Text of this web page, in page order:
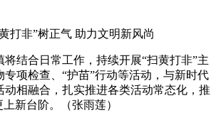
合日常工作，持续开展“扫黄打非”主
项检查、“护苗”行动等活动，与新时代
动相融合，扎实推进各类活动常态化，推
新台阶。（张雨莲）